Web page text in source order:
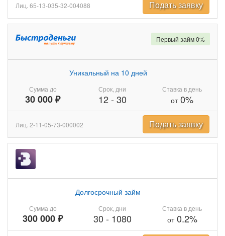
Лиц. 65-13-035-32-004088 Подать заявку
Сумма до
30 000 ₽
Уникальный на 10 дней
Срок, дни
12- 30
Ставка в день
от0%
Первый займ 0%
Лиц. 2-11-05-73-000002 Подать заявку
Сумма до
300 000 ₽
Долгосрочный займ
Срок, дни
30 - 1080
Ставка в день
от0.2%